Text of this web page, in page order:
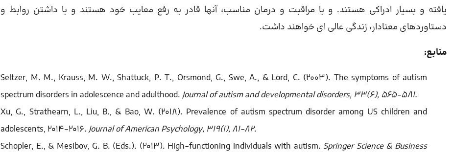
یافته و بسیار ادراکی هستند. و با مراقبت و درمان مناسب، آنها قادر به رفع معایب خود هستند و با داشتن روابط و
دستاوردهای معنادار، زندگی عالی ای خواهند داشت.
منابع:
Seltzer, M. M., Krauss, M. W., Shattuck, P. T., Orsmond, G., Swe, A., & Lord, C. (2003). The symptoms of autism
spectrum disorders in adolescence and adulthood.Journal of autism and developmental disorders, 33(6), 565-581.
Xu, G., Strathearn, L., Liu, B., & Bao, W. (2018). Prevalence of autism spectrum disorder among US children and
adolescents, 2014-2016.Journal of American Psychology, 319(1), 81-82.
Schopler, E., & Mesibov, G. B. (Eds.). (2013). High-functioning individuals with autism. Springer Science & Business